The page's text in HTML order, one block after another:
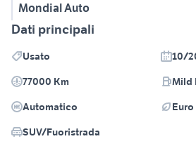
Mondial Auto
Dati principali
Usato
10/
77000 Km
Mild
Automatico
Euro
SUV/Fuoristrada